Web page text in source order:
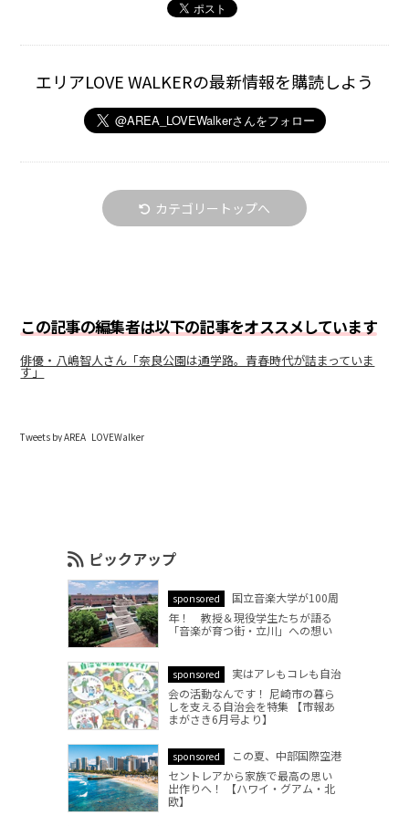
エリアLOVE WALKERの最新情報を購読しよう
カテゴリートップへ
この記事の編集者は以下の記事をオススメしています
俳優・八嶋智人さん「奈良公園は通学路。青春時代が詰まっていま
す」
Tweets by AREA_LOVEWalker
ピックアップ
sponsored
国立音楽大学が100周
年！ 教授＆現役学生たちが語る
「音楽が育つ街・立川」への想い
sponsored
実はアレもコレも自治
会の活動なんです！ 尼崎市の暮ら
しを支える自治会を特集 【市報あ
まがさき6月号より】
sponsored
この夏、中部国際空港
セントレアから家族で最高の思い
出作りへ！ 【ハワイ・グアム・北
欧】